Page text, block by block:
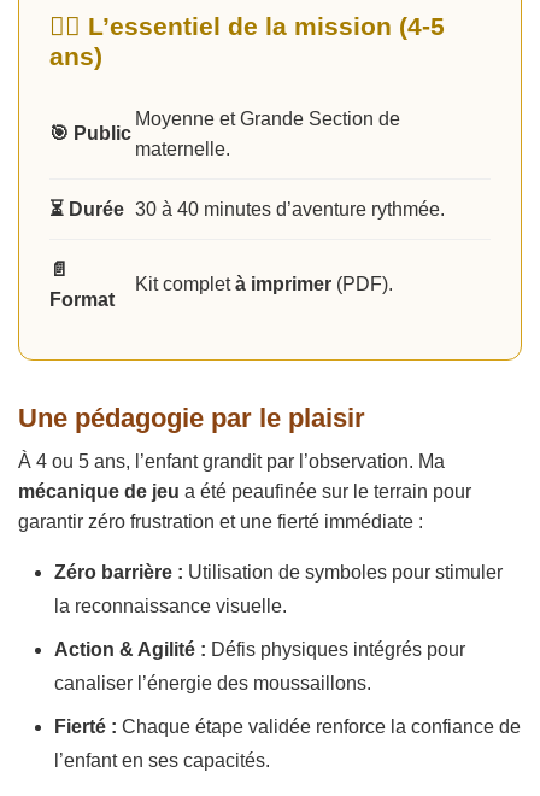
🏴‍☠️ L’essentiel de la mission (4-5
ans)
🎯 Public
Moyenne et Grande Section de
maternelle.
⏳ Durée 30 à 40 minutes d’aventure rythmée.
📄
Format
Kit completà imprimer (PDF).
Une pédagogie par le plaisir
À 4 ou 5 ans, l’enfant grandit par l’observation. Ma
mécanique de jeu a été peaufinée sur le terrain pour
garantir zéro frustration et une fierté immédiate :
Zéro barrière : Utilisation de symboles pour stimuler
la reconnaissance visuelle.
Action & Agilité : Défis physiques intégrés pour
canaliser l’énergie des moussaillons.
Fierté : Chaque étape validée renforce la confiance de
l’enfant en ses capacités.